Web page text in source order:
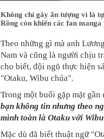
Không chỉ gây ấn tượng vì là
Rồng còn khiến các fan
Theo những gì mà anh
Nam và cũng là người chịu
cho biết, đội ngũ thực hiện
"Otaku, Wibu chúa".
Trong một buổi gặp mặt
bạn không tin nhưng theo
mình toàn là Otaku với
Mặc dù đã biết thuật ngữ